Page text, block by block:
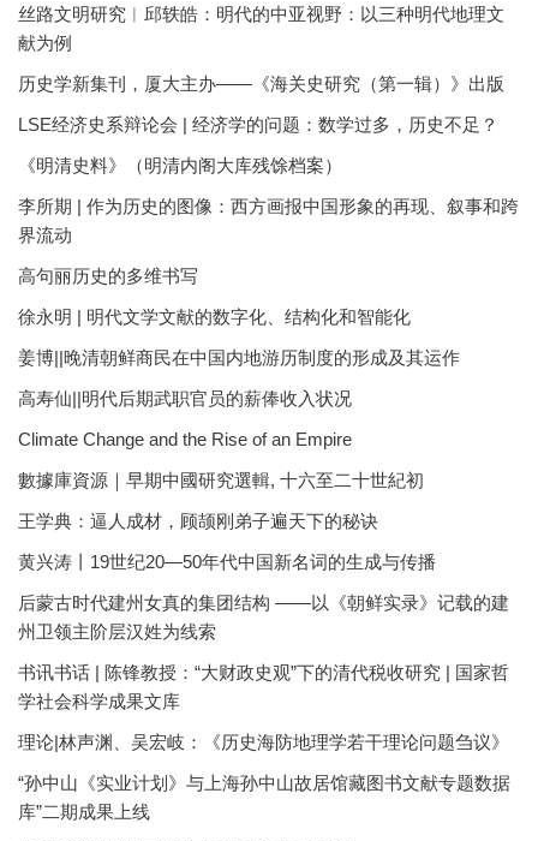
丝路文明研究︱邱轶皓：明代的中亚视野：以三种明代地理文
献为例
历史学新集刊，厦大主办——《海关史研究（第一辑）》出版
LSE经济史系辩论会 | 经济学的问题：数学过多，历史不足？
《明清史料》（明清内阁大库残馀档案）
李所期 | 作为历史的图像：西方画报中国形象的再现、叙事和跨
界流动
高句丽历史的多维书写
徐永明 | 明代文学文献的数字化、结构化和智能化
姜博||晚清朝鲜商民在中国内地游历制度的形成及其运作
高寿仙||明代后期武职官员的薪俸收入状况
Climate Change and the Rise of an Empire
數據庫資源｜早期中國研究選輯, 十六至二十世紀初
王学典：逼人成材，顾颉刚弟子遍天下的秘诀
黄兴涛丨19世纪20—50年代中国新名词的生成与传播
后蒙古时代建州女真的集团结构 ——以《朝鲜实录》记载的建
州卫领主阶层汉姓为线索
书讯书话 | 陈锋教授：“大财政史观”下的清代税收研究 | 国家哲
学社会科学成果文库
理论|林声渊、吴宏岐：《历史海防地理学若干理论问题刍议》
“孙中山《实业计划》与上海孙中山故居馆藏图书文献专题数据
库”二期成果上线